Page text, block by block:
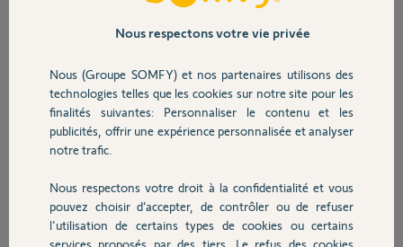
Sécurité
Domotique
Chauffage
cavaliers verts dans le boitier. Les tentatives de reset par pression à
l'arrière n'ont rien donné. Puis-je tenter une autre manip pour la
refaire fonctionner ou est-ce un retour SAV ? Merci pour votre
Jérôme
Participer au fil de discussion
Réponses
Nous respectons votre vie privée
Nous (Groupe SOMFY) et nos partenaires utilisons des
technologies telles que les cookies sur notre site pour les
finalités suivantes: Personnaliser le contenu et les
publicités, offrir une expérience personnalisée et analyser
notre trafic.
Nous respectons votre droit à la confidentialité et vous
pouvez choisir d’accepter, de contrôler ou de refuser
l'utilisation de certains types de cookies ou certains
services proposés par des tiers. Le refus des cookies